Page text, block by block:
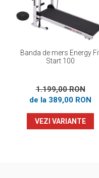
Banda de mers Energy
Start 100
1.199,00 RON
de la 389,00 RON
VEZI VARIANTE